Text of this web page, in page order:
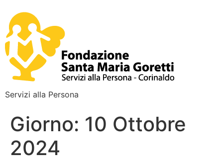
Servizi alla Persona
Giorno: 10 Ottobre
2024